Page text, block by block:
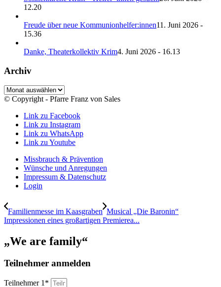
Freude über neue Kommunionhelfer:innen11. Juni 2026 -
15.36
Danke, Theaterkollektiv Krim4. Juni 2026 - 16.13
Archiv
Archiv
Link zu Facebook
Link zu Instagram
Link zu WhatsApp
Link zu Youtube
Missbrauch & Prävention
Wünsche und Anregungen
Impressum & Datenschutz
Login
Familienmesse im Kaasgraben
„We are family“
Teilnehmer anmelden
Teilnehmer 1*
Teilnehmer 2